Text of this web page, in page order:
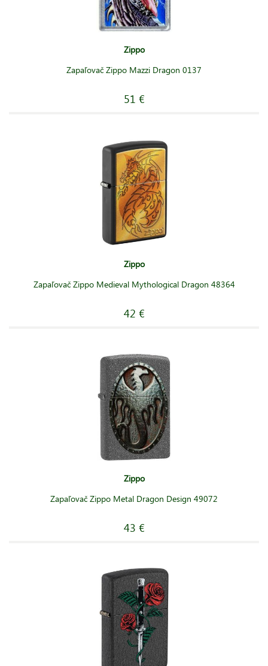
Zippo
Zapaľovač Zippo Mazzi Dragon 0137
51 €
Zippo
Zapaľovač Zippo Medieval Mythological Dragon 48364
42 €
Zippo
Zapaľovač Zippo Metal Dragon Design 49072
43 €